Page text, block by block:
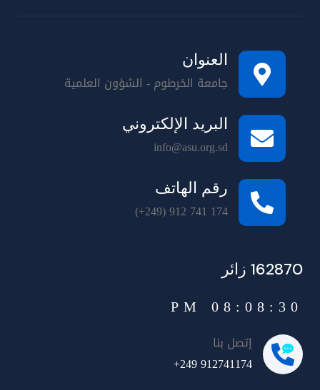
العنوان
جامعة الخرطوم - الشؤون العلمية
البريد الإلكتروني
info@asu.org.sd
رقم الهاتف
(+249) 912 741 174
162870 زائر
08:08:30 PM
إتصل بنا
+249 912741174